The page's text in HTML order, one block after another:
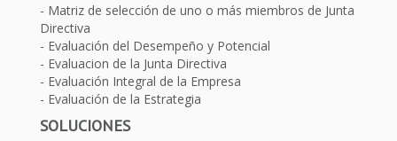
Matriz de selección de uno o más miembros de Junta
Directiva
Evaluación del Desempeño y Potencial
Evaluacion de la Junta Directiva
Evaluación Integral de la Empresa
Evaluación de la Estrategia
SOLUCIONES